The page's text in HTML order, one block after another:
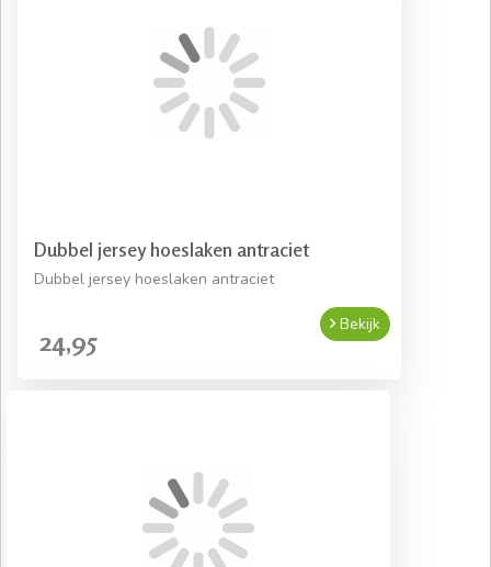
Dubbel jersey hoeslaken antraciet
Dubbel jersey hoeslaken antraciet
24,95
Bekijk